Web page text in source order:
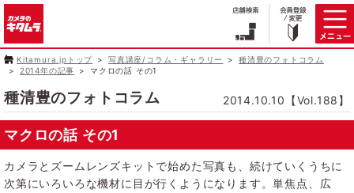
Kitamura.jpトップ 写真講座/コラム・ギャラリー
種清豊のフォトコラム
2014年の記事
マクロの話 その1
種清豊のフォトコラム 2014.10.10【Vol.188】
マクロの話 その1
カメラとズームレンズキットで始めた写真も、続けていくうちに
次第にいろいろな機材に目が行くようになります。単焦点、広